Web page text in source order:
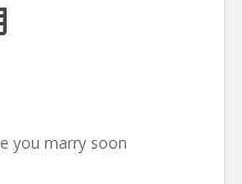
you marry soon